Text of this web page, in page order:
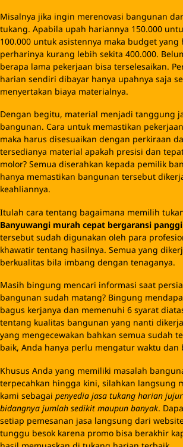
Misalnya jika ingin merenovasi bangunan
tukang. Apabila upah hariannya 150.000
100.000 untuk asistennya maka budget yang
perharinya kurang lebih sekita 400.000.
berapa lama pekerjaan bisa terselesaikan.
harian sendiri dibayar hanya upahnya saja
menyertakan biaya materialnya.
Dengan begitu, material menjadi tanggung
bangunan. Cara untuk memastikan
maka harus disesuaikan dengan perkiraan
tersedianya material apakah presisi dan
molor? Semua diserahkan kepada pemilik
hanya memastikan bangunan tersebut
keahliannya.
Itulah cara tentang bagaimana memilih
Banyuwangi murah cepat bergaransi
tersebut sudah digunakan oleh para
khawatir tentang hasilnya. Semua yang
berkualitas bila imbang dengan tenaganya.
Masih bingung mencari informasi saat
bangunan sudah matang? Bingung
bagus kerjanya dan memenuhi 6 syarat
tentang kualitas bangunan yang nanti
yang mengecewakan bahkan semua sudah
baik, Anda hanya perlu mengatur waktu dan
Khusus Anda yang memiliki masalah
terpecahkan hingga kini, silahkan langsung
kami sebagai penyedia jasa tukang harian
bidangnya jumlah sedikit maupun banyak.
setiap pemesanan jasa langsung dari
tunggu besok karena promo bisa berakhir